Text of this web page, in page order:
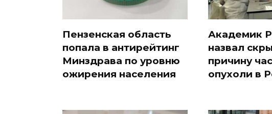
Пензенская область
попала в антирейтинг
Минздрава по уровню
ожирения населения
Академик
назвал
причину
опухоли в